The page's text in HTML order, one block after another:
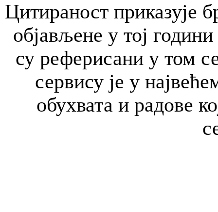
Цитираност приказује
објављене у тој
су реферисани у том
сервису је у
обухвата и радове